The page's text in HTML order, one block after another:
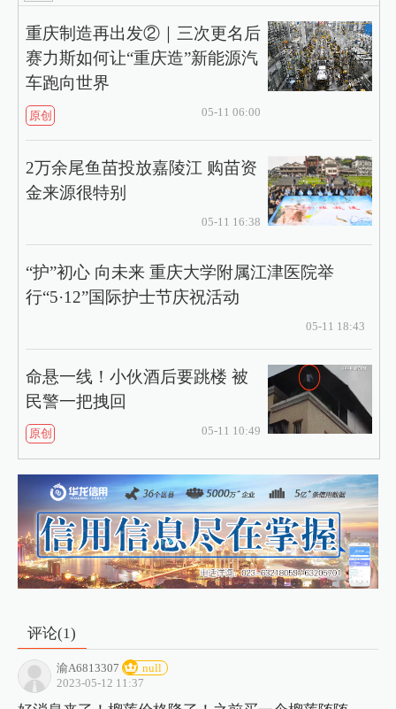
重庆制造再出发②｜三次更名后
赛力斯如何让“重庆造”新能源汽
车跑向世界
原创 05-11 06:00
2万余尾鱼苗投放嘉陵江 购苗资
金来源很特别
05-11 16:38
“护”初心 向未来 重庆大学附属江津医院举
行“5·12”国际护士节庆祝活动
05-11 18:43
命悬一线！小伙酒后要跳楼 被
民警一把拽回
原创 05-11 10:49
评论(1)
渝A6813307
null
2023-05-12 11:37